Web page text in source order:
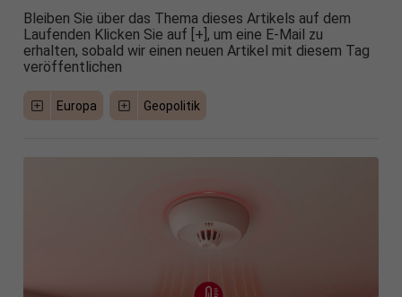
Bleiben Sie über das Thema dieses Artikels auf dem
Laufenden Klicken Sie auf [+], um eine E-Mail zu
erhalten, sobald wir einen neuen Artikel mit diesem Tag
veröffentlichen
Europa Geopolitik